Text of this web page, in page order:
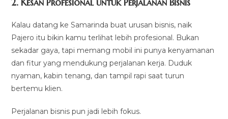
Kalau datang ke Samarinda buat urusan bisnis, naik
Pajero itu bikin kamu terlihat lebih profesional. Bukan
sekadar gaya, tapi memang mobil ini punya kenyamanan
dan fitur yang mendukung perjalanan kerja. Duduk
nyaman, kabin tenang, dan tampil rapi saat turun
bertemu klien.
Perjalanan bisnis pun jadi lebih fokus.